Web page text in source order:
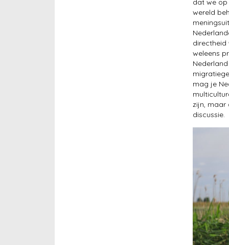
dat we
wereld
directheid
weleens
mag je
zijn, maar
discussie.